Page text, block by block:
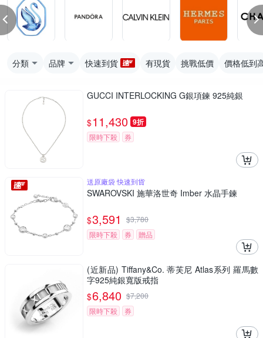
分類 品牌 快速到貨 有現貨 挑戰低價 價格低到
GUCCI INTERLOCKING G銀項鍊 925純銀
$11,430 9折
限時下殺 券
送原廠袋 快速到貨
SWAROVSKI 施華洛世奇 Imber 水晶手鍊
$3,591 $3,780
限時下殺
券 贈品
(近新品) Tiffany&Co. 蒂芙尼 Atlas系列 羅馬數
字925純銀寬版戒指
$6,840 $7,200
限時下殺
券